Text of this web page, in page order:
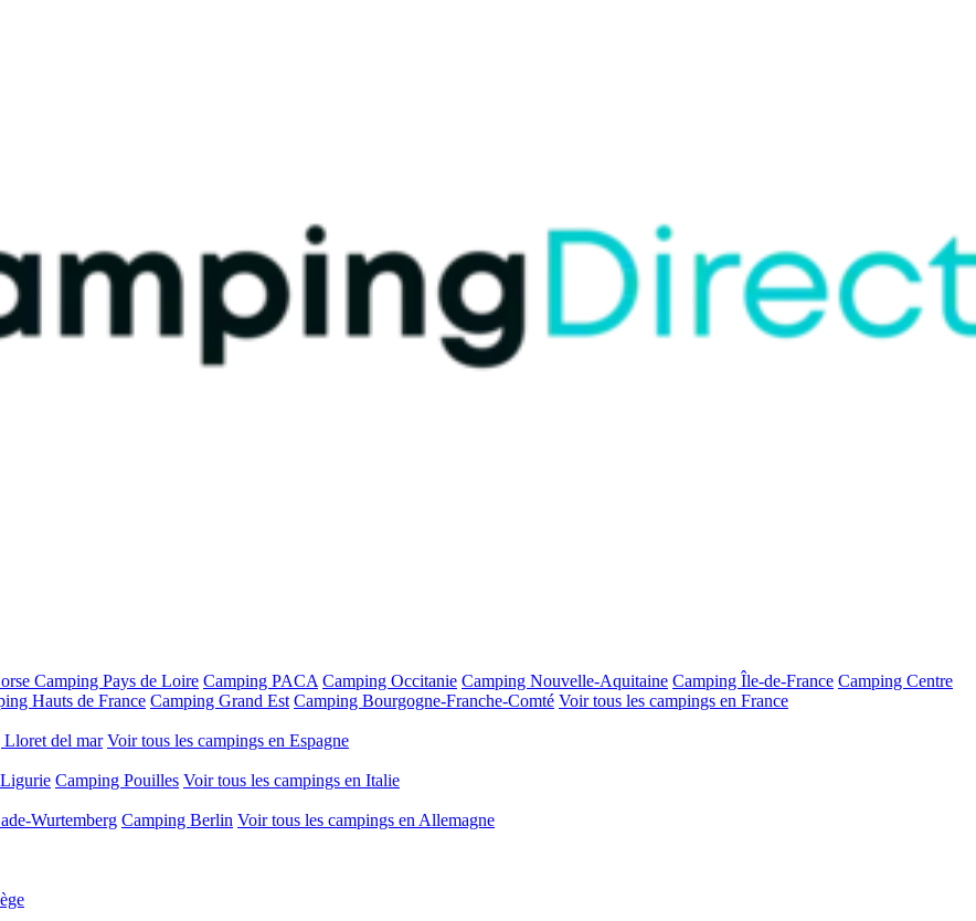
Camping Pays de Loire Camping PACA Camping Occitanie Camping Nouvelle-Aquitaine Camping Île-de-France Camping Centre
Hauts de France Camping Grand Est Camping Bourgogne-Franche-Comté Voir tous les campings en France
Lloret del mar Voir tous les campings en Espagne
Camping Pouilles Voir tous les campings en Italie
Wurtemberg Camping Berlin Voir tous les campings en Allemagne